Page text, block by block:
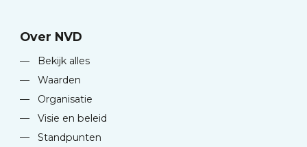
Over NVD
—
Bekijk alles
—
Waarden
—
Organisatie
—
Visie en beleid
—
Standpunten